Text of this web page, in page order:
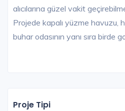
alıcılarına güzel vakit
Projede kapalı yüzme havuzu,
buhar odasının yanı sıra birde
Proje Tipi